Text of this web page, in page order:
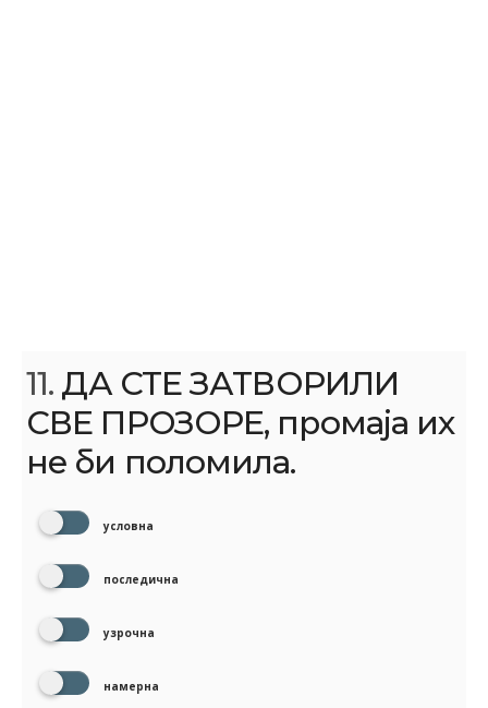
11. ДА СТЕ ЗАТВОРИЛИ
СВЕ ПРОЗОРЕ, промаја их
не би поломила.
условна
последична
узрочна
намерна